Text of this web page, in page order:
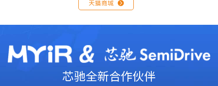
天猫商城 
芯驰全新合作伙伴